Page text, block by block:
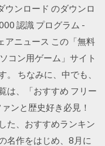
ウンロード のダウンロ
認識 プログラム -
アニュース この「無料
コン用ゲーム」サイト
ちなみに、中でも、
は、「おすすめ フリー
ンと歴史好き必見！
た、おすすめランキン
名作をはじめ、8月に